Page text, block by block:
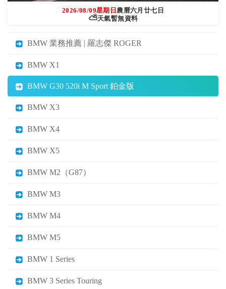
2026/08/09星期日農曆六月廿七日
⛅天氣暫無資料
BMW 業務推薦 | 羅志傑 ROGER
BMW X1
BMW G30 520i M Sport 鉑金版
BMW X3
BMW X4
BMW X5
BMW M2（G87）
BMW M3
BMW M4
BMW M5
BMW 1 Series
BMW 3 Series Touring